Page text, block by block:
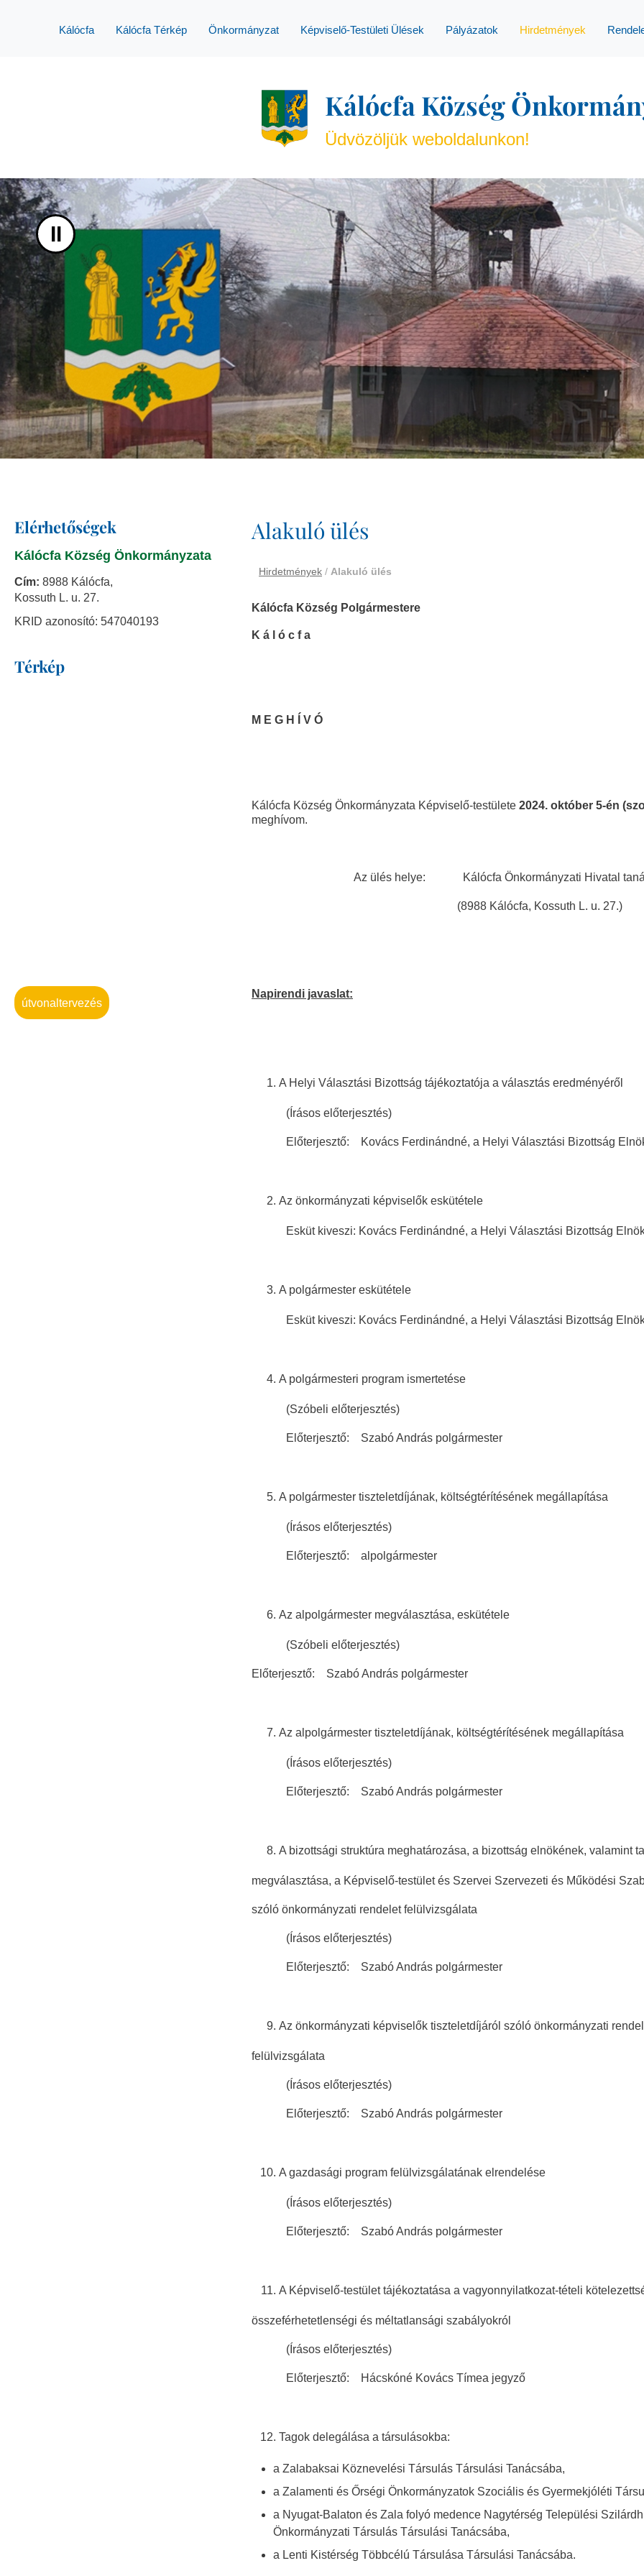
Kálócfa Kálócfa Térkép Önkormányzat Képviselő-Testületi Ülések Pályázatok Hirdetmények
Kálócfa Község
Üdvözöljük weboldalunkon!
II
Elérhetőségek
Kálócfa Község Önkormányzata
Cím: 8988 Kálócfa,
Kossuth L. u. 27.
KRID azonosító: 547040193
Térkép
útvonaltervezés
Alakuló ülés
Hirdetmények / Alakuló ülés
Kálócfa Község Polgármestere
K á l ó c f a
M E G H Í V Ó
Kálócfa Község Önkormányzata Képviselő-testülete 2024. október 5-én
meghívom.
Az ülés helye: Kálócfa Önkormányzati Hivatal
(8988 Kálócfa, Kossuth L. u. 27.)
Napirendi javaslat:
A Helyi Választási Bizottság tájékoztatója a választás eredményéről
(Írásos előterjesztés)
Előterjesztő: Kovács Ferdinándné, a Helyi Választási Bizottság
Az önkormányzati képviselők eskütétele
Esküt kiveszi: Kovács Ferdinándné, a Helyi Választási Bizottság
A polgármester eskütétele
Esküt kiveszi: Kovács Ferdinándné, a Helyi Választási Bizottság
A polgármesteri program ismertetése
(Szóbeli előterjesztés)
Előterjesztő: Szabó András polgármester
A polgármester tiszteletdíjának, költségtérítésének megállapítása
(Írásos előterjesztés)
Előterjesztő: alpolgármester
Az alpolgármester megválasztása, eskütétele
(Szóbeli előterjesztés)
Előterjesztő: Szabó András polgármester
Az alpolgármester tiszteletdíjának, költségtérítésének megállapítása
(Írásos előterjesztés)
Előterjesztő: Szabó András polgármester
A bizottsági struktúra meghatározása, a bizottság elnökének, valamint
megválasztása, a Képviselő-testület és Szervei Szervezeti és Működési
szóló önkormányzati rendelet felülvizsgálata
(Írásos előterjesztés)
Előterjesztő: Szabó András polgármester
Az önkormányzati képviselők tiszteletdíjáról szóló önkormányzati
felülvizsgálata
(Írásos előterjesztés)
Előterjesztő: Szabó András polgármester
A gazdasági program felülvizsgálatának elrendelése
(Írásos előterjesztés)
Előterjesztő: Szabó András polgármester
A Képviselő-testület tájékoztatása a vagyonnyilatkozat-tételi
összeférhetetlenségi és méltatlansági szabályokról
(Írásos előterjesztés)
Előterjesztő: Hácskóné Kovács Tímea jegyző
Tagok delegálása a társulásokba:
a Zalabaksai Köznevelési Társulás Társulási Tanácsába,
a Zalamenti és Őrségi Önkormányzatok Szociális és Gyermekjóléti
a Nyugat-Balaton és Zala folyó medence Nagytérség Települési
Önkormányzati Társulás Társulási Tanácsába,
a Lenti Kistérség Többcélú Társulása Társulási Tanácsába.